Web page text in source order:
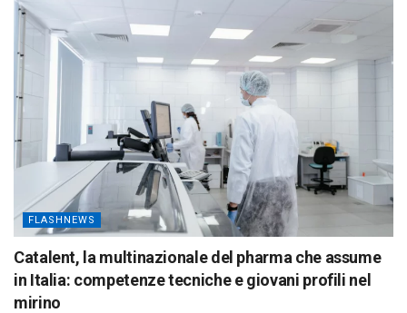
FLASHNEWS
Catalent, la multinazionale del pharma che assume
in Italia: competenze tecniche e giovani profili nel
mirino